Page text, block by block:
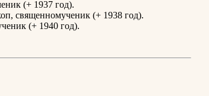
(+ 1937 год).
священномученик (+ 1938 год).
(+ 1940 год).